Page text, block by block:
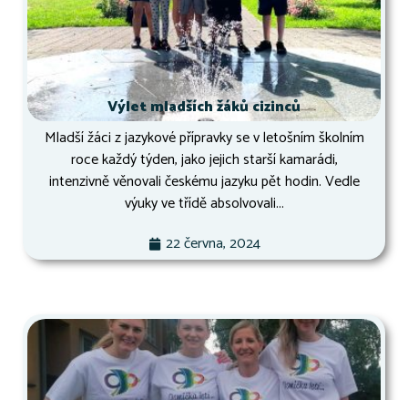
Výlet mladších žáků cizinců
Mladší žáci z jazykové přípravky se v letošním školním
roce každý týden, jako jejich starší kamarádi,
intenzivně věnovali českému jazyku pět hodin. Vedle
výuky ve třídě absolvovali...
22 června, 2024